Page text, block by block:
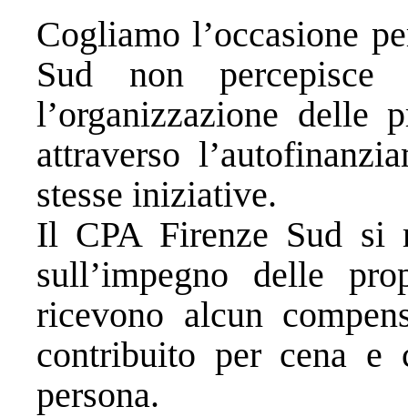
Cogliamo l’occasione
Sud non
l’organizzazione delle
attraverso
stesse iniziative.
Il CPA Firenze Sud si
sull’impegno delle
ricevono alcun
contribuito per cena e
persona.